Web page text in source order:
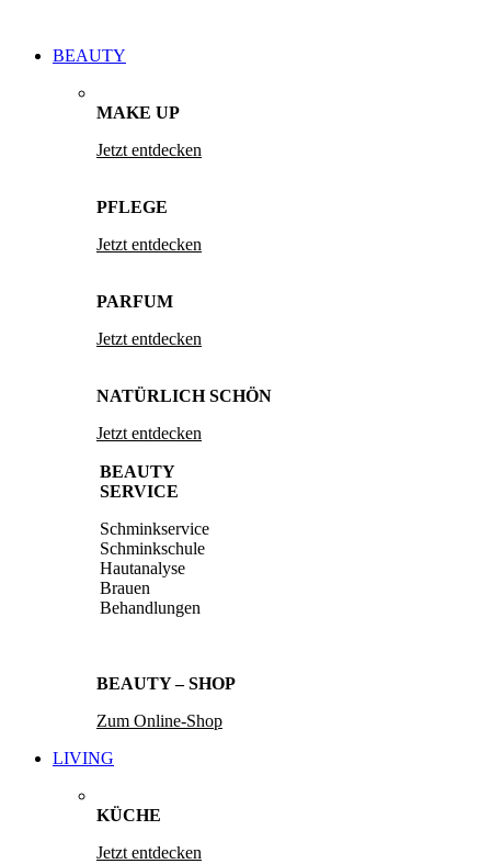
BEAUTY
MAKE UP
Jetzt entdecken
PFLEGE
Jetzt entdecken
PARFUM
Jetzt entdecken
NATÜRLICH SCHÖN
Jetzt entdecken
BEAUTY
SERVICE
Schminkservice
Schminkschule
Hautanalyse
Brauen
Behandlungen
BEAUTY – SHOP
Zum Online-Shop
LIVING
KÜCHE
Jetzt entdecken